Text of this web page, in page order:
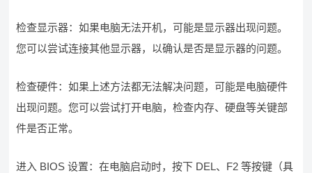
检查显示器：如果电脑无法开机，可能是显示器出现问题。
您可以尝试连接其他显示器，以确认是否是显示器的问题。
检查硬件：如果上述方法都无法解决问题，可能是电脑硬件
出现问题。您可以尝试打开电脑，检查内存、硬盘等关键部
件是否正常。
进入 BIOS 设置：在电脑启动时，按下 DEL、F2 等按键（具